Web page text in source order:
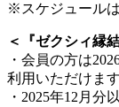
※スケジュール
＜『ゼクシィ縁
・会員の方は
利用いただけます
・2025年12月